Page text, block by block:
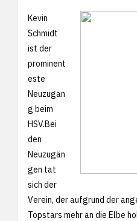
Kevin
Schmidt
ist der
prominent
este
Neuzugan
g beim
HSV.Bei
den
Neuzugän
gen tat
sich der
Verein, der aufgrund der
Topstars mehr an die Elbe